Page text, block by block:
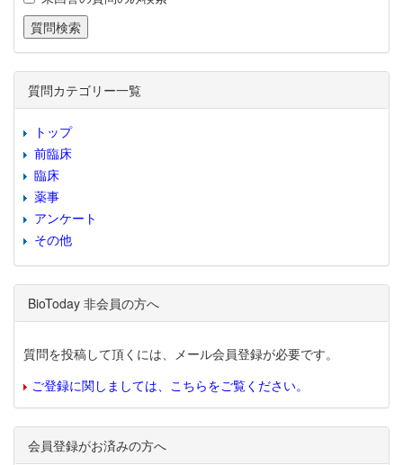
質問カテゴリー一覧
トップ
前臨床
臨床
薬事
アンケート
その他
BioToday 非会員の方へ
質問を投稿して頂くには、メール会員登録が必要です。
ご登録に関しましては、こちらをご覧ください。
会員登録がお済みの方へ